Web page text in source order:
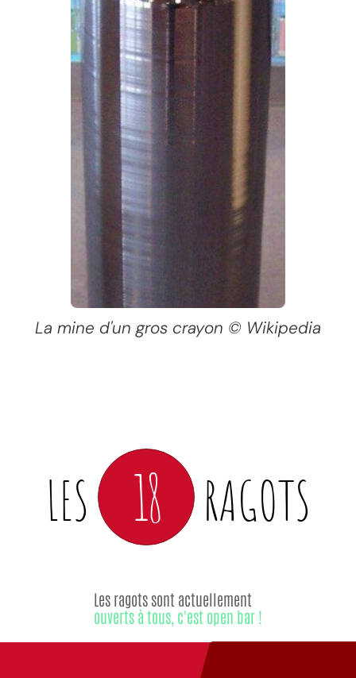
La mine d'un gros crayon © Wikipedia
LES 18 RAGOTS
Les ragots sont actuellement
ouverts à tous, c'est open bar !